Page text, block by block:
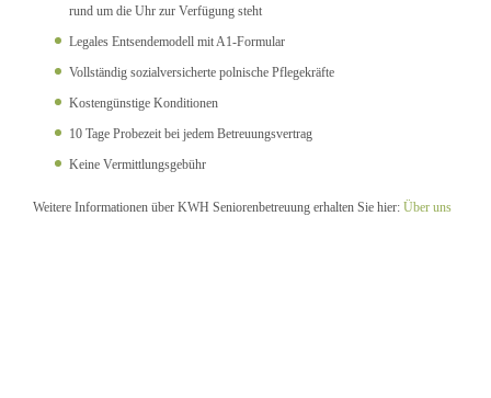
rund um die Uhr zur Verfügung steht
Legales Entsendemodell mit A1-Formular
Vollständig sozialversicherte polnische Pflegekräfte
Kostengünstige Konditionen
10 Tage Probezeit bei jedem Betreuungsvertrag
Keine Vermittlungsgebühr
Weitere Informationen über KWH Seniorenbetreuung erhalten Sie hier: Über uns